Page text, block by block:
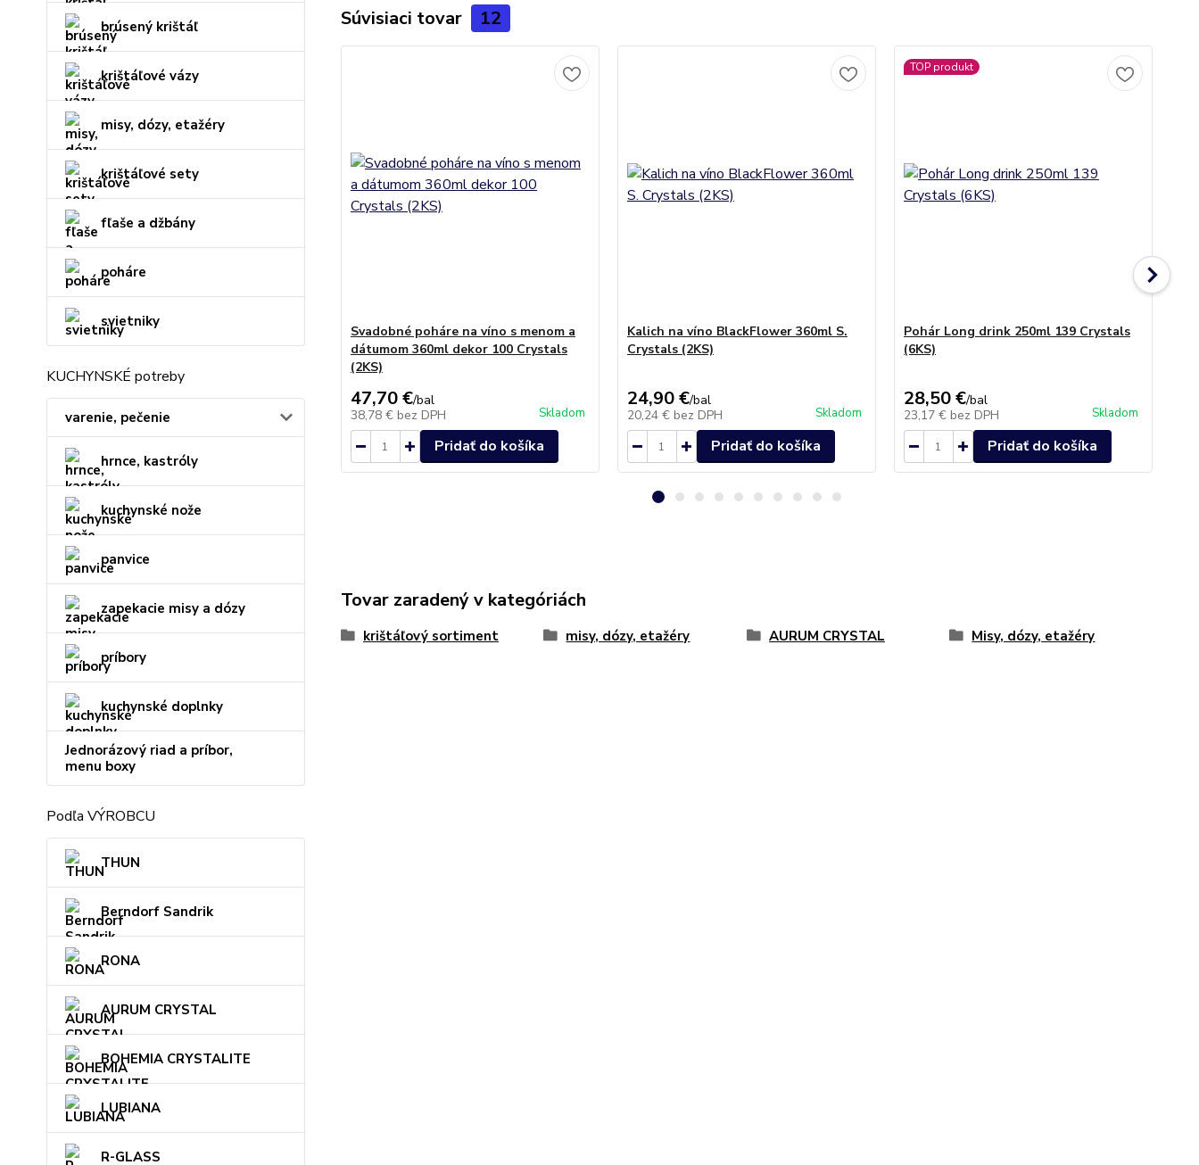
brúsený krištáľ
krištáľové vázy
misy, dózy, etažéry
krištáľové sety
fľaše a džbány
poháre
svietniky
KUCHYNSKÉ potreby
varenie, pečenie
hrnce, kastróly
kuchynské nože
panvice
zapekacie misy a dózy
príbory
kuchynské doplnky
Jednorázový riad a príbor,
menu boxy
Podľa VÝROBCU
THUN
Berndorf Sandrik
RONA
AURUM CRYSTAL
BOHEMIA CRYSTALITE
LUBIANA
R-GLASS
Súvisiaci tovar 12
Svadobné poháre na víno s menom a
dátumom 360ml dekor 100 Crystals
(2KS)
47,70 €/bal
38,78 € bez DPH Skladom
Pridať do košíka
Kalich na víno BlackFlower 360ml S.
Crystals (2KS)
24,90 €/bal
20,24 € bez DPH Skladom
Pridať do košíka
TOP produkt
Pohár Long drink 250ml 139 Crystals
(6KS)
28,50 €/bal
23,17 € bez DPH Skladom
Pridať do košíka
Tovar zaradený v kategóriách
krištáľový sortiment misy, dózy, etažéry AURUM CRYSTAL Misy, dózy, etažéry